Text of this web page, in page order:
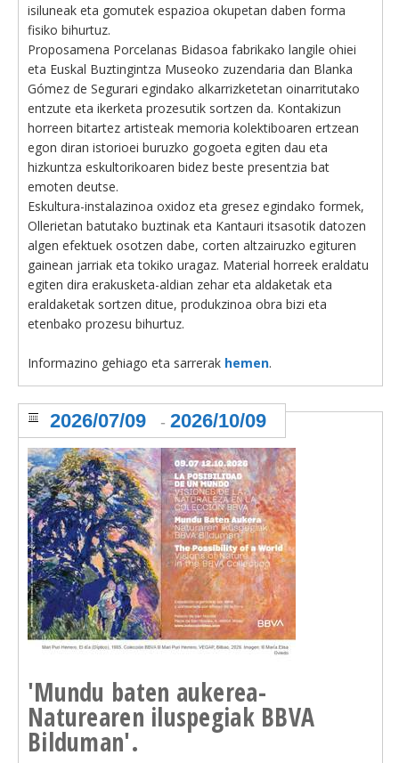
isiluneak eta gomutek espazioa okupetan daben forma
fisiko bihurtuz.
Proposamena Porcelanas Bidasoa fabrikako langile ohiei
eta Euskal Buztingintza Museoko zuzendaria dan Blanka
Gómez de Segurari egindako alkarrizketetan oinarritutako
entzute eta ikerketa prozesutik sortzen da. Kontakizun
horreen bitartez artisteak memoria kolektiboaren ertzean
egon diran istorioei buruzko gogoeta egiten dau eta
hizkuntza eskultorikoaren bidez beste presentzia bat
emoten deutse.
Eskultura-instalazinoa oxidoz eta gresez egindako formek,
Ollerietan batutako buztinak eta Kantauri itsasotik datozen
algen efektuek osotzen dabe, corten altzairuzko egituren
gainean jarriak eta tokiko uragaz. Material horreek eraldatu
egiten dira erakusketa-aldian zehar eta aldaketak eta
eraldaketak sortzen ditue, produkzinoa obra bizi eta
etenbako prozesu bihurtuz.
Informazino gehiago eta sarrerak hemen.
'Mundu baten aukerea-
Naturearen iluspegiak BBVA
Bilduman'.
2026/07/09 - 2026/10/09